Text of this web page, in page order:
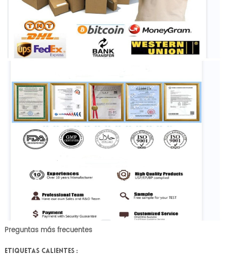
Preguntas más frecuentes
ETIQUETAS CALIENTES :